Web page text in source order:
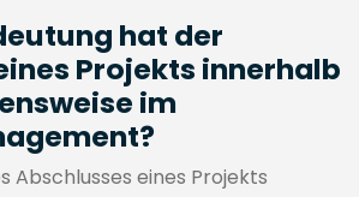
hat der
Projekts innerhalb
im
Abschlusses eines Projekts